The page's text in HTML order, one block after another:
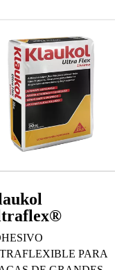
PARA